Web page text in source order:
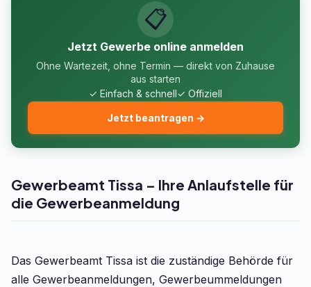
📋
Jetzt Gewerbe online anmelden
Ohne Wartezeit, ohne Termin — direkt von Zuhause
aus starten
✓ Einfach & schnell✓ Offiziell
Jetzt beantragen →
Gewerbeamt Tissa – Ihre Anlaufstelle für
die Gewerbeanmeldung
Das Gewerbeamt Tissa ist die zuständige Behörde für
alle Gewerbeanmeldungen, Gewerbeummeldungen